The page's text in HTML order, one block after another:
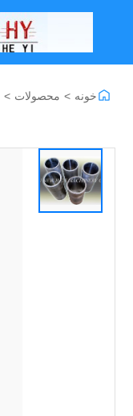
خونه > محصولات >